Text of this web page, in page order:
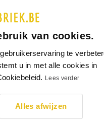
bovenzijde. Door
voor het vasthouden
strakke uitstraling.
industriële interieurs
van cookies.
te
u in met alle cookies in
Lees verder
Alles afwijzen